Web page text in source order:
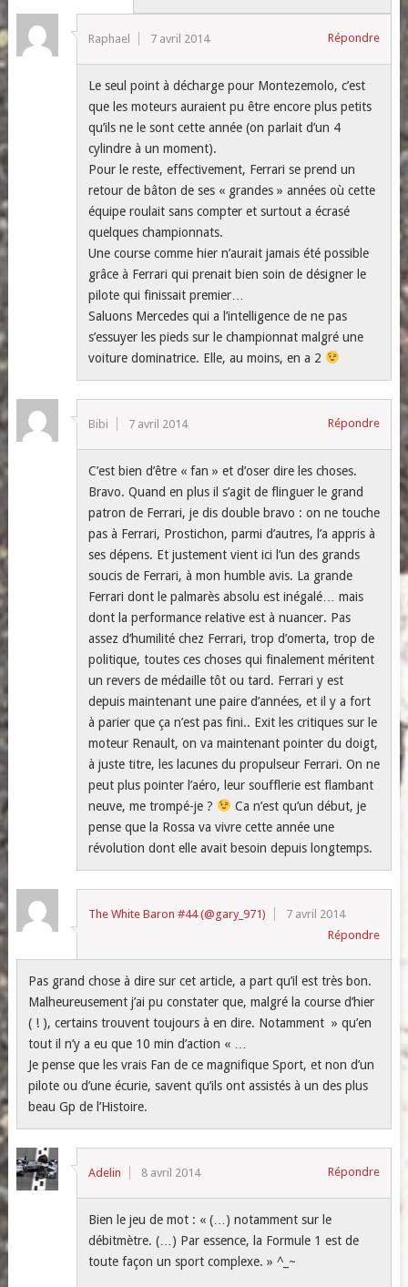
Raphael 7 avril 2014 Répondre
Le seul point à décharge pour Montezemolo, c’est
que les moteurs auraient pu être encore plus petits
qu’ils ne le sont cette année (on parlait d’un 4
cylindre à un moment).
Pour le reste, effectivement, Ferrari se prend un
retour de bâton de ses « grandes » années où cette
équipe roulait sans compter et surtout a écrasé
quelques championnats.
Une course comme hier n’aurait jamais été possible
grâce à Ferrari qui prenait bien soin de désigner le
pilote qui finissait premier…
Saluons Mercedes qui a l’intelligence de ne pas
s’essuyer les pieds sur le championnat malgré une
voiture dominatrice. Elle, au moins, en a 2
Bibi 7 avril 2014 Répondre
C’est bien d’être « fan » et d’oser dire les choses.
Bravo. Quand en plus il s’agit de flinguer le grand
patron de Ferrari, je dis double bravo : on ne touche
pas à Ferrari, Prostichon, parmi d’autres, l’a appris à
ses dépens. Et justement vient ici l’un des grands
soucis de Ferrari, à mon humble avis. La grande
Ferrari dont le palmarès absolu est inégalé… mais
dont la performance relative est à nuancer. Pas
assez d’humilité chez Ferrari, trop d’omerta, trop de
politique, toutes ces choses qui finalement méritent
un revers de médaille tôt ou tard. Ferrari y est
depuis maintenant une paire d’années, et il y a fort
à parier que ça n’est pas fini.. Exit les critiques sur le
moteur Renault, on va maintenant pointer du doigt,
à juste titre, les lacunes du propulseur Ferrari. On ne
peut plus pointer l’aéro, leur soufflerie est flambant
neuve, me trompé-je ?
Ca n’est qu’un début, je
pense que la Rossa va vivre cette année une
révolution dont elle avait besoin depuis longtemps.
The White Baron #44 (@gary_971)
7 avril 2014
Répondre
Pas grand chose à dire sur cet article, a part qu’il est très bon.
Malheureusement j’ai pu constater que, malgré la course d’hier
( ! ), certains trouvent toujours à en dire. Notamment » qu’en
tout il n’y a eu que 10 min d’action « …
Je pense que les vrais Fan de ce magnifique Sport, et non d’un
pilote ou d’une écurie, savent qu’ils ont assistés à un des plus
beau Gp de l’Histoire.
Adelin 8 avril 2014 Répondre
Bien le jeu de mot : « (…) notamment sur le
débitmètre. (…) Par essence, la Formule 1 est de
toute façon un sport complexe. » ^_~